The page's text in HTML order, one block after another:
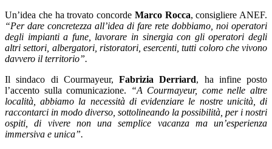
Un’idea che ha trovato concorde Marco Rocca, consigliere ANEF.
“Per dare concretezza all’idea di fare rete dobbiamo, noi operatori
degli impianti a fune, lavorare in sinergia con gli operatori degli
altri settori, albergatori, ristoratori, esercenti, tutti coloro che vivono
davvero il territorio”.
Il sindaco di Courmayeur, Fabrizia Derriard, ha infine posto
l’accento sulla comunicazione.
“A Courmayeur, come nelle altre
località, abbiamo la necessità di evidenziare le nostre unicità, di
raccontarci in modo diverso, sottolineando la possibilità, per i nostri
ospiti, di vivere non una semplice vacanza ma un’esperienza
immersiva e unica”.